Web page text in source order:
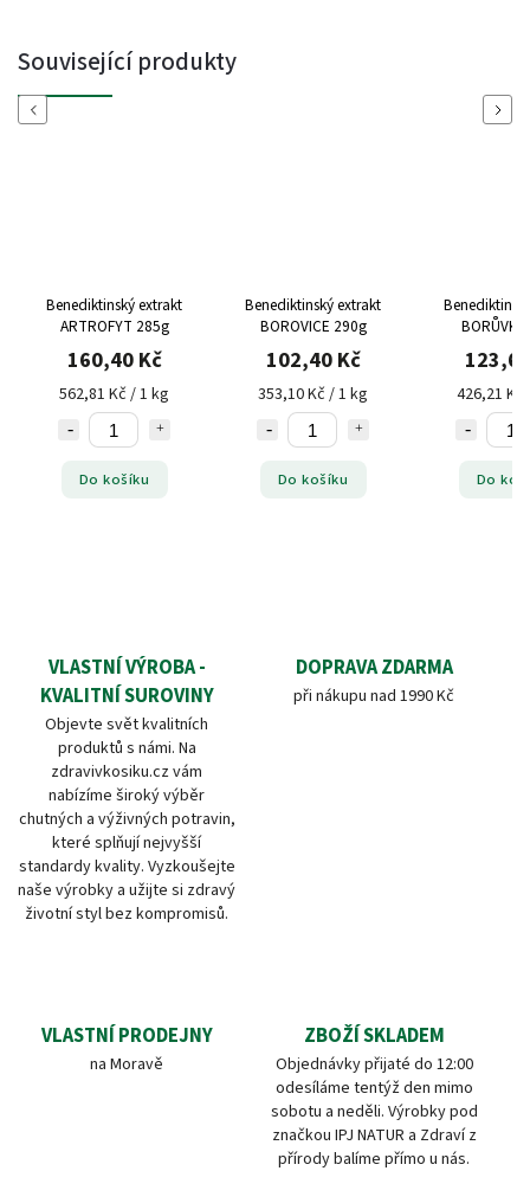
Související produkty
Previous
Benediktinský extrakt
ARTROFYT 285g
160,40 Kč
562,81 Kč / 1 kg
Do košíku
Benediktinský extrakt
BOROVICE 290g
102,40 Kč
353,10 Kč / 1 kg
Do košíku
426,21 Kč
Do
Next
VLASTNÍ VÝROBA -
KVALITNÍ SUROVINY
Objevte svět kvalitních
produktů s námi. Na
zdravivkosiku.cz vám
nabízíme široký výběr
chutných a výživných potravin,
které splňují nejvyšší
standardy kvality. Vyzkoušejte
naše výrobky a užijte si zdravý
životní styl bez kompromisů.
DOPRAVA ZDARMA
při nákupu nad 1990 Kč
VLASTNÍ PRODEJNY
na Moravě
ZBOŽÍ SKLADEM
Objednávky přijaté do 12:00
odesíláme tentýž den mimo
sobotu a neděli. Výrobky pod
značkou IPJ NATUR a Zdraví z
přírody balíme přímo u nás.